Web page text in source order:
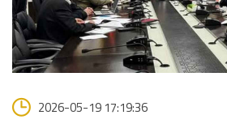
2026-05-19 17:19:36